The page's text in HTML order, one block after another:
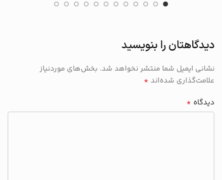
دیدگاهتان را بنویسید
نشانی ایمیل شما منتشر نخواهد شد. بخش‌های موردنیاز
علامت‌گذاری شده‌اند *
دیدگاه *